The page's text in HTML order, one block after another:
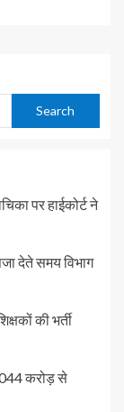
Search
पर हाईकोर्ट ने
देते समय विभाग
की भर्ती
करोड़ से